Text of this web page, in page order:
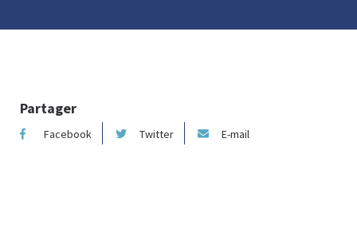
Partager
Facebook Twitter E-mail